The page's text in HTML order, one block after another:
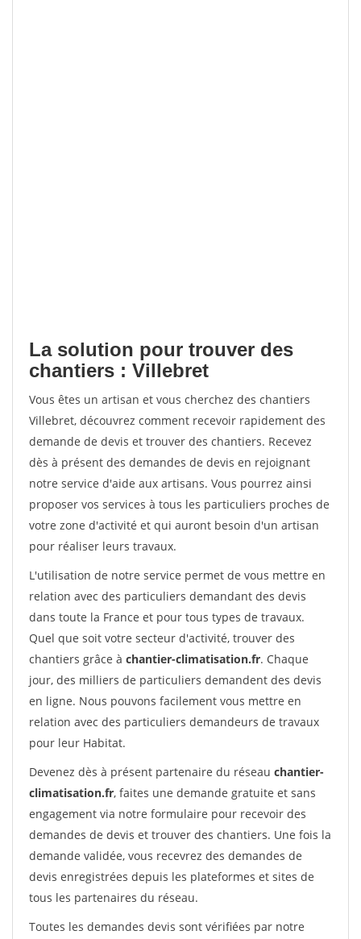
La solution pour trouver des
chantiers : Villebret
Vous êtes un artisan et vous cherchez des chantiers
Villebret, découvrez comment recevoir rapidement des
demande de devis et trouver des chantiers. Recevez
dès à présent des demandes de devis en rejoignant
notre service d'aide aux artisans. Vous pourrez ainsi
proposer vos services à tous les particuliers proches de
votre zone d'activité et qui auront besoin d'un artisan
pour réaliser leurs travaux.
L'utilisation de notre service permet de vous mettre en
relation avec des particuliers demandant des devis
dans toute la France et pour tous types de travaux.
Quel que soit votre secteur d'activité, trouver des
chantiers grâce à chantier-climatisation.fr. Chaque
jour, des milliers de particuliers demandent des devis
en ligne. Nous pouvons facilement vous mettre en
relation avec des particuliers demandeurs de travaux
pour leur Habitat.
Devenez dès à présent partenaire du réseau chantier-
climatisation.fr, faites une demande gratuite et sans
engagement via notre formulaire pour recevoir des
demandes de devis et trouver des chantiers. Une fois la
demande validée, vous recevrez des demandes de
devis enregistrées depuis les plateformes et sites de
tous les partenaires du réseau.
Toutes les demandes devis sont vérifiées par notre